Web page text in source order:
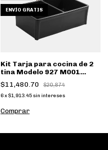
ENVÍO GRATIS
Kit Tarja para cocina de 2
tina Modelo 927 M001
Negro con Monomando
satin
$11,480.70 $20,874
6 x $1,913.45 sin intereses
Comprar